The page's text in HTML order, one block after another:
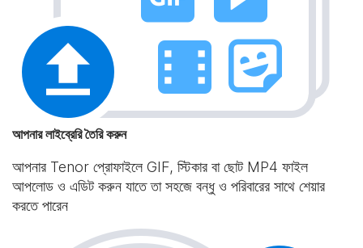
আপনার লাইব্রেরি তৈরি করুন
আপনার Tenor প্রোফাইলে GIF, স্টিকার বা ছোট MP4 ফাইল
আপলোড ও এডিট করুন যাতে তা সহজে বন্ধু ও পরিবারের সাথে শেয়ার
করতে পারেন